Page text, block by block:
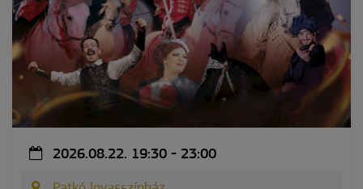
2026.08.22. 19:30 - 23:00